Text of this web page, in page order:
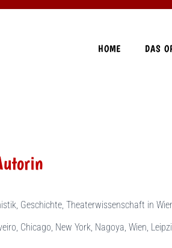
HOME DAS
Geschichte, Theaterwissenschaft in
Chicago, New York, Nagoya, Wien,